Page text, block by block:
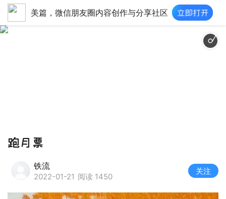
美篇，微信朋友圈内容创作与分享社区
跑月票
铁流
2022-01-21 阅读 1450
关注
愉快心情 - This is